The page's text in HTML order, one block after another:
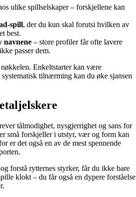
ulike spillselskaper – forskjellene kan
spill, der du kun skal forutsi hvilken av
best.
navnene – store profiler får ofte lavere
passer dem.
Enkeltstarter kan være
tilnærming kan du øke sjansen
tålmodighet, nysgjerrighet og sans for
små forskjeller i utstyr, vær og form kan
er det også en av de mest spennende
forstå rytternes styrker, får du ikke bare
klokt – du får også en dypere forståelse